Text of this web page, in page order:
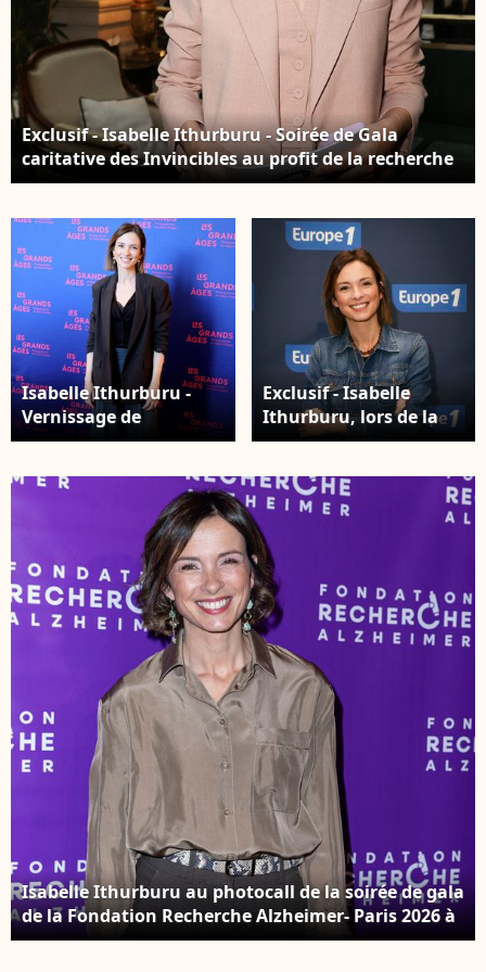
Jacovides / Moreau /
Bestimage
Exclusif - Isabelle Ithurburu - Soirée de Gala
caritative des Invincibles au profit de la recherche
contre la maladie de Charcot à l’InterContinental
Guirec/Bestimage
Isabelle Ithurburu -
Vernissage de
l'exposition "Les
photographies de
Nikos Aliagas au
musée de l'Homme à
Paris le 7 avril 2026. ©
Dominique
Jacovides/Bestimage
Exclusif - Isabelle
Ithurburu, lors de la
500 ème de Culture et
présence de nombreux
invités, à Paris, France,
le 23 janvier 2026. ©
Jack Tribeca/Bestimage
Isabelle Ithurburu au photocall de la soirée de gala
de la Fondation Recherche Alzheimer- Paris 2026 à
l'Olympia le 30 mars 2026. © Borde / Rindoff /